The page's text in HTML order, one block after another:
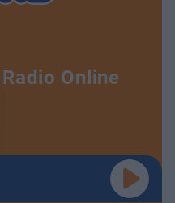
Radio Online